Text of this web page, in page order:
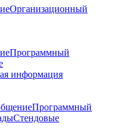
Организационный
Программный
информация
Программный
Стендовые